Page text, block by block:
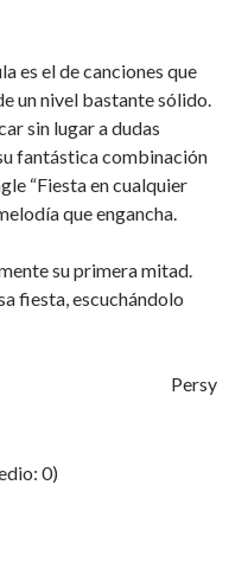
es el de canciones que
un nivel bastante sólido.
sin lugar a dudas
fantástica combinación
“Fiesta en cualquier
que engancha.
su primera mitad.
fiesta, escuchándolo
Persy
0)